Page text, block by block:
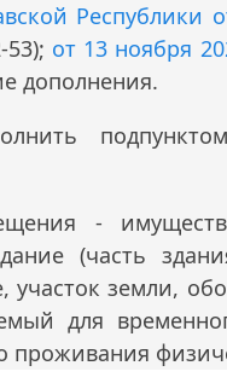
Республики
от 13 ноября
дополнения.
-
(часть
земли,
для
проживания